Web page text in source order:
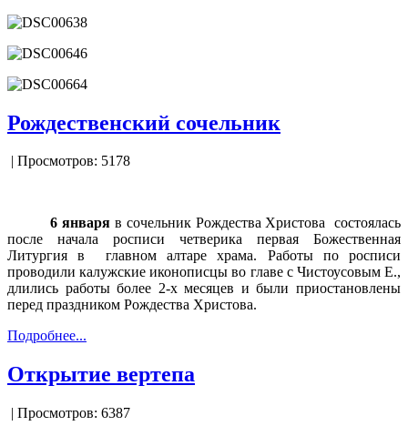
Рождественский сочельник
| Просмотров: 5178
6 января в сочельник Рождества Христова состоялась
после начала росписи четверика первая Божественная
Литургия в главном алтаре храма. Работы по росписи
проводили калужские иконописцы во главе с Чистоусовым Е.,
длились работы более 2-х месяцев и были приостановлены
перед праздником Рождества Христова.
Подробнее...
Открытие вертепа
| Просмотров: 6387